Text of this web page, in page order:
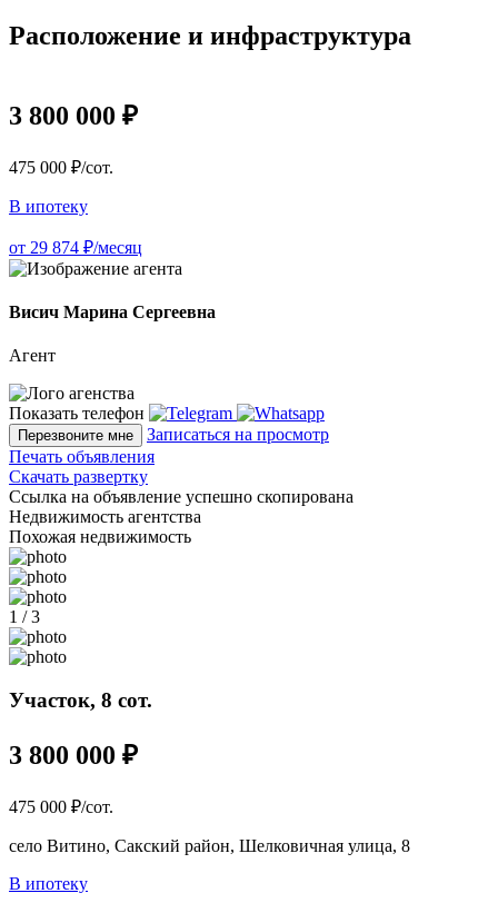
Расположение и инфраструктура
3 800 000 ₽
475 000 ₽/сот.
В ипотеку
от 29 874 ₽/месяц
Висич Марина Сергеевна
Агент
Показать телефон
Перезвоните мне
Записаться на просмотр
Печать объявления
Скачать развертку
Ссылка на объявление успешно скопирована
Недвижимость агентства
Похожая недвижимость
1 / 3
Участок, 8 сот.
3 800 000 ₽
475 000 ₽/сот.
село Витино, Сакский район, Шелковичная улица, 8
В ипотеку